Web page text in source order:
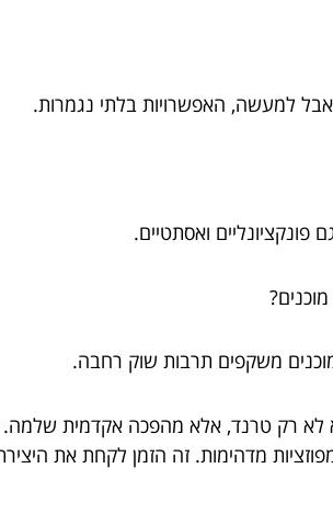
למעשה, האפשרויות בלתי נגמרות.
פונקציונליים ואסתטיים.
משקפים תרבות שוק רחבה.
לא רק טרנד, אלא מהפכה אקדמית
מדהימות. זה הזמן לקחת את